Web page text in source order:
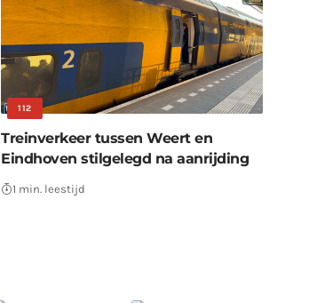
112
Treinverkeer tussen Weert en
Eindhoven stilgelegd na aanrijding
1 min. leestijd